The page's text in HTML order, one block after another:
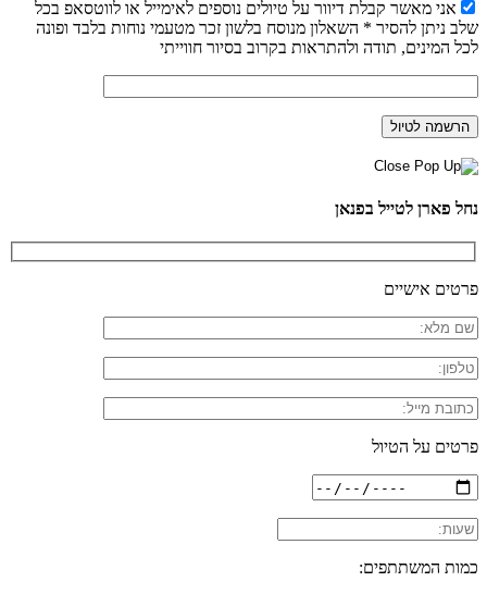
אני מאשר קבלת דיוור על טיולים נוספים לאימייל או לווטסאפ בכל
שלב ניתן להסיר * השאלון מנוסח בלשון זכר מטעמי נוחות בלבד ופונה
לכל המינים, תודה ולהתראות בקרוב בסיור חווייתי
נחל פארן לטייל בפנאן
פרטים אישיים
פרטים על הטיול
כמות המשתתפים: